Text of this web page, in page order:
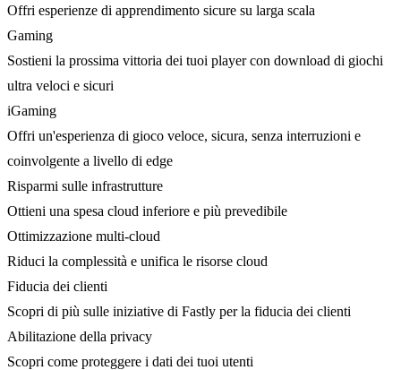
Offri esperienze di apprendimento sicure su larga scala
Gaming
Sostieni la prossima vittoria dei tuoi player con download di giochi
ultra veloci e sicuri
iGaming
Offri un'esperienza di gioco veloce, sicura, senza interruzioni e
coinvolgente a livello di edge
Risparmi sulle infrastrutture
Ottieni una spesa cloud inferiore e più prevedibile
Ottimizzazione multi-cloud
Riduci la complessità e unifica le risorse cloud
Fiducia dei clienti
Scopri di più sulle iniziative di Fastly per la fiducia dei clienti
Abilitazione della privacy
Scopri come proteggere i dati dei tuoi utenti